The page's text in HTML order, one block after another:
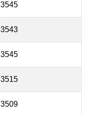
3545
3543
3545
3515
3509